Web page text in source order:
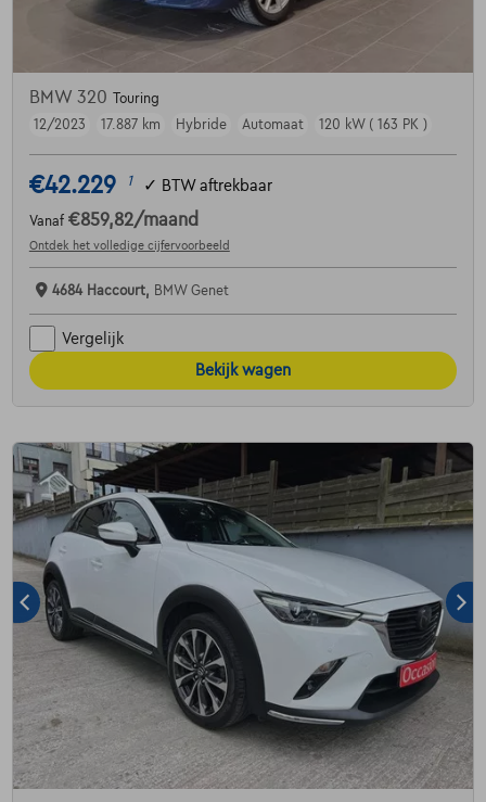
BMW 320
Touring
12/2023
17.887 km Hybride Automaat 120 kW ( 163 PK )
€42.229 1 ✓ BTW aftrekbaar
Vanaf €859,82/maand
Ontdek het volledige cijfervoorbeeld
4684 Haccourt, BMW Genet
Vergelijk
Bekijk wagen